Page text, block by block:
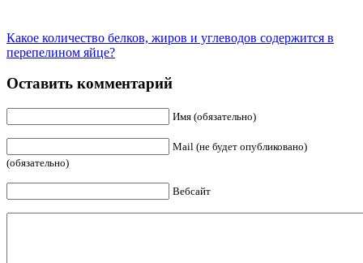
Какое количество белков, жиров и углеводов содержится в
перепелином яйце?
Оставить комментарий
Имя (обязательно)
Mail (не будет опубликовано)
(обязательно)
Вебсайт